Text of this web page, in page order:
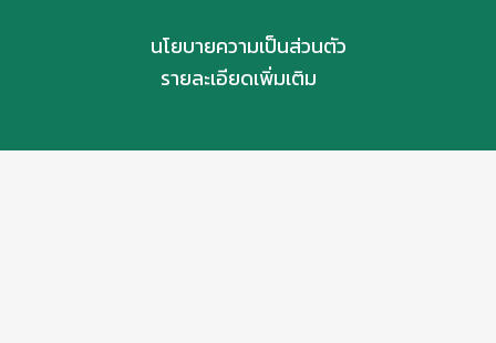
นโยบายความเป็นส่วนตัว
รายละเอียดเพิ่มเติม